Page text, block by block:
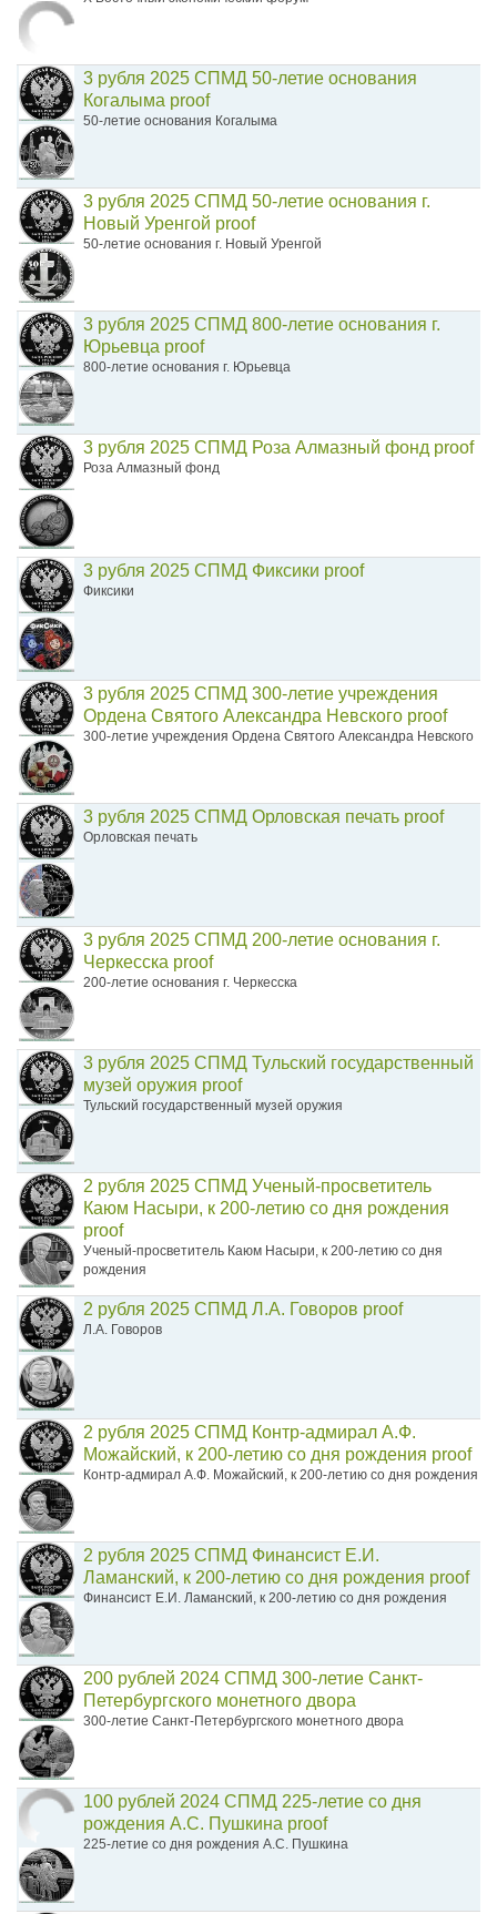
3 рубля 2025 СПМД 50-летие основания
Когалыма proof
50-летие основания Когалыма
3 рубля 2025 СПМД 50-летие основания г.
Новый Уренгой proof
50-летие основания г. Новый Уренгой
3 рубля 2025 СПМД 800-летие основания г.
Юрьевца proof
800-летие основания г. Юрьевца
3 рубля 2025 СПМД Роза Алмазный фонд proof
Роза Алмазный фонд
3 рубля 2025 СПМД Фиксики proof
Фиксики
3 рубля 2025 СПМД 300-летие учреждения
Ордена Святого Александра Невского proof
300-летие учреждения Ордена Святого Александра Невского
3 рубля 2025 СПМД Орловская печать proof
Орловская печать
3 рубля 2025 СПМД 200-летие основания г.
Черкесска proof
200-летие основания г. Черкесска
3 рубля 2025 СПМД Тульский государственный
музей оружия proof
Тульский государственный музей оружия
2 рубля 2025 СПМД Ученый-просветитель
Каюм Насыри, к 200-летию со дня рождения
proof
Ученый-просветитель Каюм Насыри, к 200-летию со дня
рождения
2 рубля 2025 СПМД Л.А. Говоров proof
Л.А. Говоров
2 рубля 2025 СПМД Контр-адмирал А.Ф.
Можайский, к 200-летию со дня рождения proof
Контр-адмирал А.Ф. Можайский, к 200-летию со дня рождения
2 рубля 2025 СПМД Финансист Е.И.
Ламанский, к 200-летию со дня рождения proof
Финансист Е.И. Ламанский, к 200-летию со дня рождения
200 рублей 2024 СПМД 300-летие Санкт-
Петербургского монетного двора
300-летие Санкт-Петербургского монетного двора
100 рублей 2024 СПМД 225-летие со дня
рождения А.С. Пушкина proof
225-летие со дня рождения А.С. Пушкина